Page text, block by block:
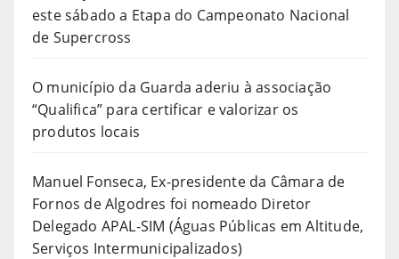
este sábado a Etapa do Campeonato Nacional
de Supercross
O município da Guarda aderiu à associação
“Qualifica” para certificar e valorizar os
produtos locais
Manuel Fonseca, Ex-presidente da Câmara de
Fornos de Algodres foi nomeado Diretor
Delegado APAL-SIM (Águas Públicas em Altitude,
Serviços Intermunicipalizados)